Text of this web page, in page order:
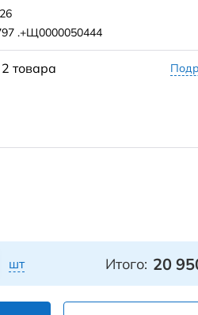
.+Щ0000050444
2 товара
шт Итого: 20